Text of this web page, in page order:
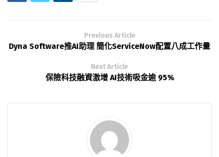
Previous Article
Dyna Software推AI助理 簡化ServiceNow配置八成工作量
Next Article
保險科技融資激增 AI技術吸金逾 95%